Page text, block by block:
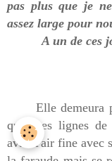
pas plus que je
assez large pour
A un de ces
Feu
Elle demeura
quelques lignes
avait l'air fine avec